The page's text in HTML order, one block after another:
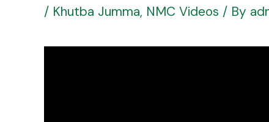
/ Khutba Jumma, NMC Videos / By